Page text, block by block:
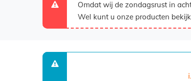
Omdat wij de zondagsrust in
Wel kunt u onze producten